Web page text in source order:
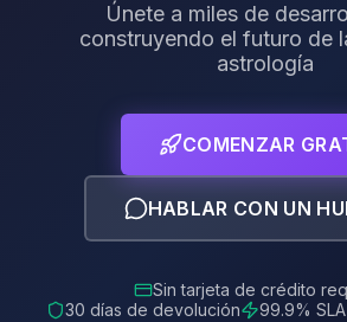
Únete a miles de
construyendo el futuro de
astrología
COMENZAR
HABLAR CON UN
Sin tarjeta de crédito
30 días de devolución
99.9%